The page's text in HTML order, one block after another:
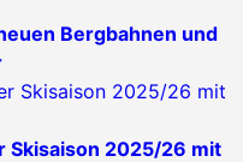
Bergbahnen und
2025/26 mit